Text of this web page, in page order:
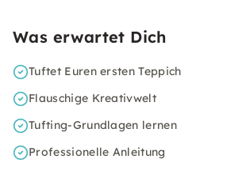
Was erwartet Dich
Tuftet Euren ersten Teppich
Flauschige Kreativwelt
Tufting-Grundlagen lernen
Professionelle Anleitung